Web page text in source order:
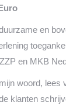
en
en MKB
woord, lees
klanten